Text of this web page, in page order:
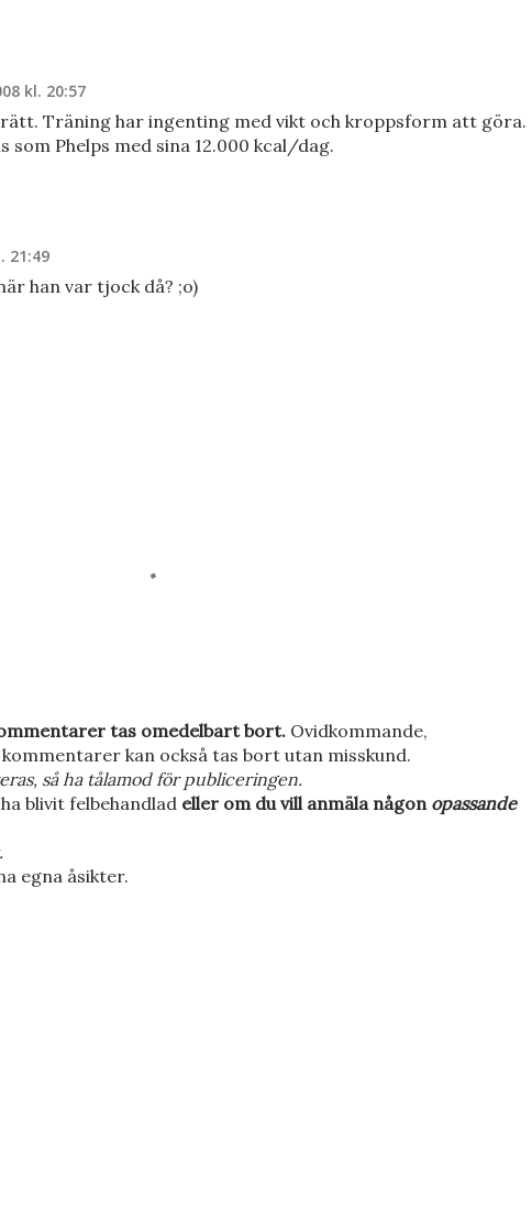
kl. 20:57
Träning har ingenting med vikt och kroppsform att göra.
som Phelps med sina 12.000 kcal/dag.
21:49
han var tjock då? ;o)
tas omedelbart bort. Ovidkommande,
kan också tas bort utan misskund.
så ha tålamod för publiceringen.
blivit felbehandlad eller om du vill anmäla någon opassande
egna åsikter.